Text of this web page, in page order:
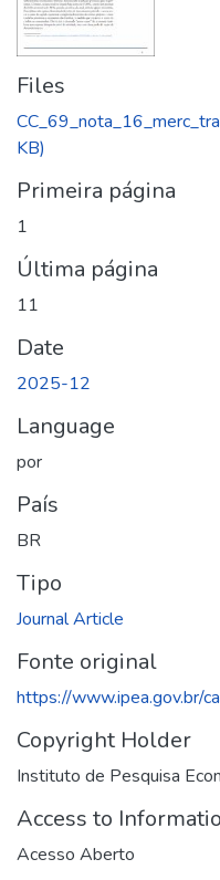
Files
KB)
Primeira página
1
Última página
11
Date
2025-12
Language
por
País
BR
Tipo
Journal Article
Fonte original
https://www.ipea.gov.br/
Copyright Holder
Instituto de Pesquisa
Access to
Acesso Aberto